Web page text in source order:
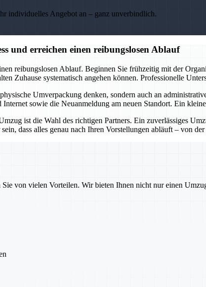
individuelles Angebot an – ganz unverbindlich.
und erreichen einen reibungslosen Ablauf
reibungslosen Ablauf. Beginnen Sie frühzeitig mit der
Zuhause systematisch angehen können. Professionelle
Umverpackung denken, sondern auch an
sowie die Neuanmeldung am neuen Standort. Ein
ist die Wahl des richtigen Partners. Ein zuverlässiges
dass alles genau nach Ihren Vorstellungen abläuft – von
von vielen Vorteilen. Wir bieten Ihnen nicht nur einen